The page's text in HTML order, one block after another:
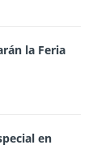
la Feria
en